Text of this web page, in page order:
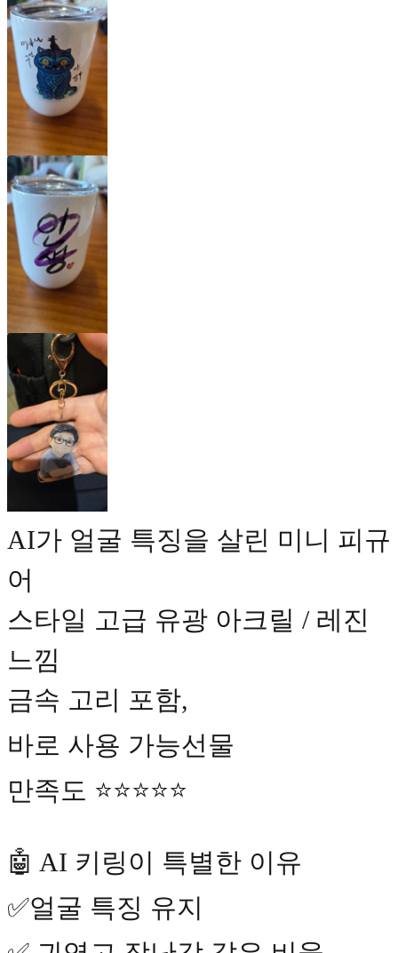
AI가 얼굴 특징을 살린 미니 피규
어
스타일 고급 유광 아크릴 / 레진
느낌
금속 고리 포함,
바로 사용 가능선물
만족도 ⭐⭐⭐⭐⭐
🤖 AI 키링이 특별한 이유
✅얼굴 특징 유지